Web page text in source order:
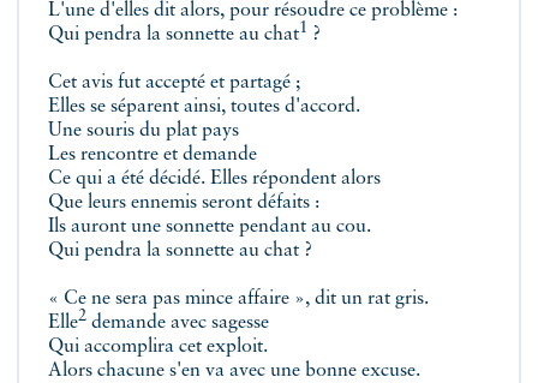
L'une d'elles dit alors, pour résoudre ce problème :
Qui pendra la sonnette au chat1 ?
Cet avis fut accepté et partagé ;
Elles se séparent ainsi, toutes d'accord.
Une souris du plat pays
Les rencontre et demande
Ce qui a été décidé. Elles répondent alors
Que leurs ennemis seront défaits :
Ils auront une sonnette pendant au cou.
Qui pendra la sonnette au chat ?
« Ce ne sera pas mince affaire », dit un rat gris.
Elle2 demande avec sagesse
Qui accomplira cet exploit.
Alors chacune s'en va avec une bonne excuse.